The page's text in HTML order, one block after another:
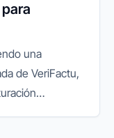
una
de VeriFactu,